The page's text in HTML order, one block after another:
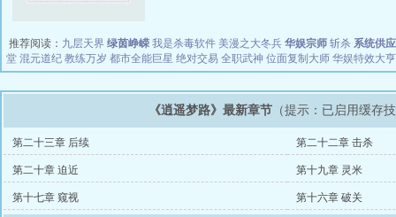
推荐阅读： 九层天界 绿茵峥嵘 我是杀毒软件 美漫之大冬兵 华娱宗师 斩杀 系统供
堂 混元道纪 教练万岁 都市全能巨星 绝对交易 全职武神 位面复制大师 华娱特效大亨
《逍遥梦路》最新章节 （提示：已启用缓存
第二十三章 后续 第二十二章 击杀
第二十章 迫近 第十九章 灵米
第十七章 窥视 第十六章 破关